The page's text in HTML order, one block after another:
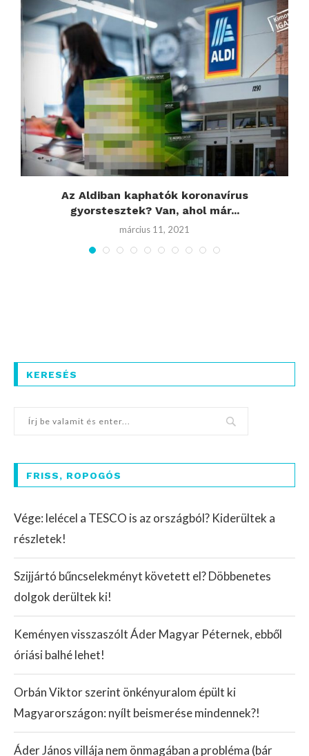
Az Aldiban kaphatók koronavírus
gyorstesztek? Van, ahol már...
március 11, 2021
KERESÉS
FRISS, ROPOGÓS
Vége: lelécel a TESCO is az országból? Kiderültek a
részletek!
Szijjártó bűncselekményt követett el? Döbbenetes
dolgok derültek ki!
Keményen visszaszólt Áder Magyar Péternek, ebből
óriási balhé lehet!
Orbán Viktor szerint önkényuralom épült ki
Magyarországon: nyílt beismerése mindennek?!
Áder János villája nem önmagában a probléma (bár